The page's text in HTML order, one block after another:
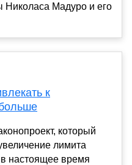
Николаса Мадуро и его
к
который
лимита
настоящее время